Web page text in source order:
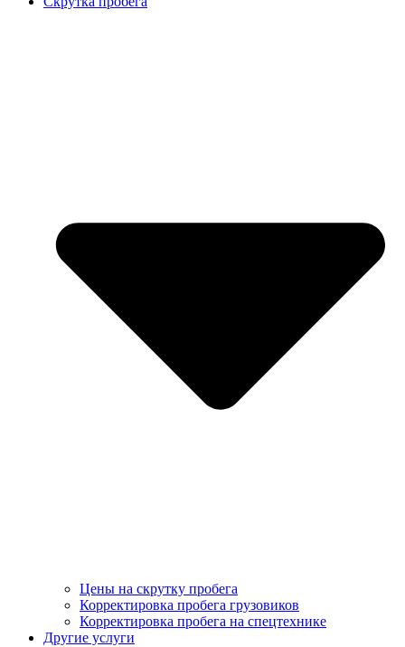
Цены на скрутку пробега
Корректировка пробега грузовиков
Корректировка пробега на спецтехнике
Другие услуги